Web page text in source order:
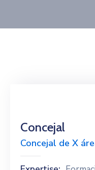
Concejal
Concejal de X